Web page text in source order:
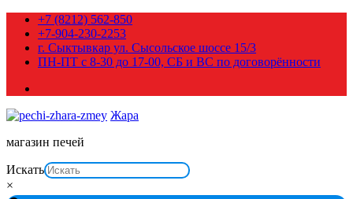
Перейти
содержимому
+7 (8212) 562-850
+7-904-230-2253
г. Сыктывкар ул. Сысольское шоссе 15/3
ПН-ПТ с 8-30 до 17-00, СБ и ВС по договорённости
Жара
магазин печей
Искать
×